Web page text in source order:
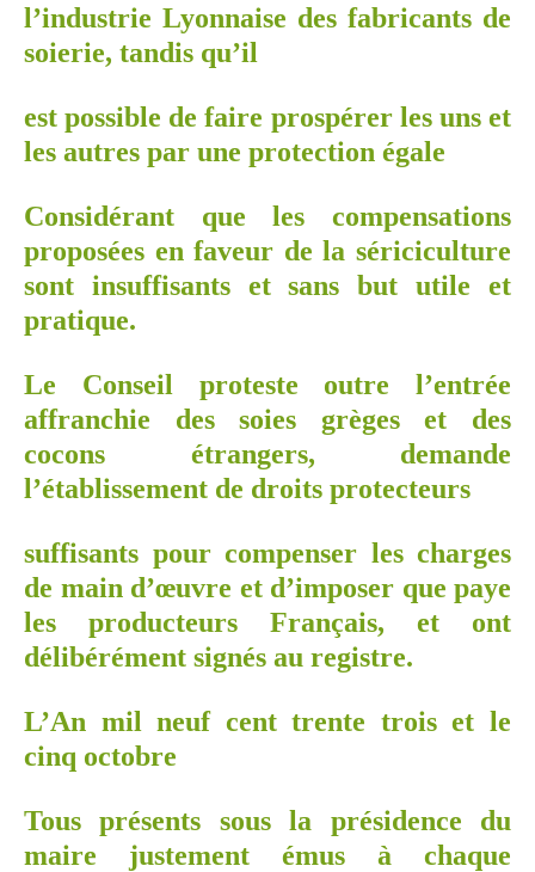
l’industrie Lyonnaise des fabricants de
soierie, tandis qu’il
est possible de faire prospérer les uns et
les autres par une protection égale
Considérant que les compensations
proposées en faveur de la sériciculture
sont insuffisants et sans but utile et
pratique.
Le Conseil proteste outre l’entrée
affranchie des soies grèges et des
cocons étrangers, demande
l’établissement de droits protecteurs
suffisants pour compenser les charges
de main d’œuvre et d’imposer que paye
les producteurs Français, et ont
délibérément signés au registre.
L’An mil neuf cent trente trois et le
cinq octobre
Tous présents sous la présidence du
maire justement émus à chaque